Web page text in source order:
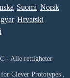
Suomi Norsk
Hrvatski
- Alle rettigheter
for Clever Prototypes ,